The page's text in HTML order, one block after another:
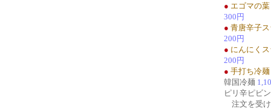
● エゴマの葉
300円
● 青唐辛子
200円
● にんにく
200円
● 手打ち冷麺
韓国冷麺
ピリ辛ピビ
注文を受け